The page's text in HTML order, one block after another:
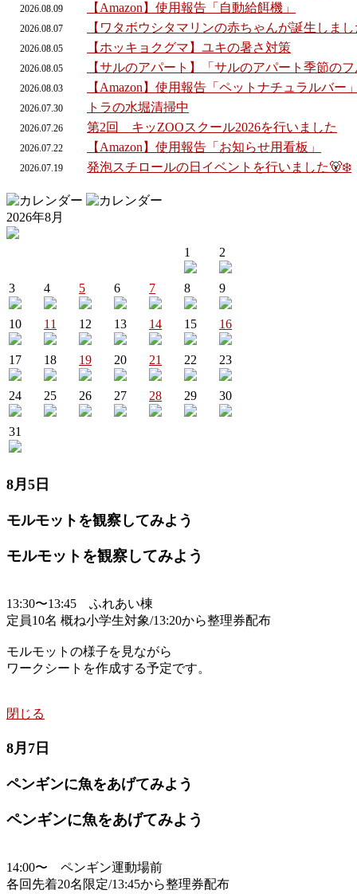
2026.08.09 【Amazon】使用報告「自動給餌機」
2026.08.07 【ワタボウシタマリンの赤ちゃんが誕生しま
2026.08.05 【ホッキョクグマ】ユキの暑さ対策
2026.08.05 【サルのアパート】「サルのアパート季節の
2026.08.03 【Amazon】使用報告「ペットナチュラルバー
2026.07.30 トラの水堀清掃中
2026.07.26 第2回 キッZOOスクール2026を行いました
2026.07.22 【Amazon】使用報告「お知らせ用看板」
2026.07.19 発泡スチロールの日イベントを行いました🐻‍❄️
2026年8月
1 2
3 4 5 6 7 8 9
10 11 12 13 14 15 16
17 18 19 20 21 22 23
24 25 26 27 28 29 30
31
8月5日
モルモットを観察してみよう
モルモットを観察してみよう
13:30〜13:45 ふれあい棟
定員10名 概ね小学生対象/13:20から整理券配布
モルモットの様子を見ながら
ワークシートを作成する予定です。
閉じる
8月7日
ペンギンに魚をあげてみよう
ペンギンに魚をあげてみよう
14:00〜 ペンギン運動場前
各回先着20名限定/13:45から整理券配布